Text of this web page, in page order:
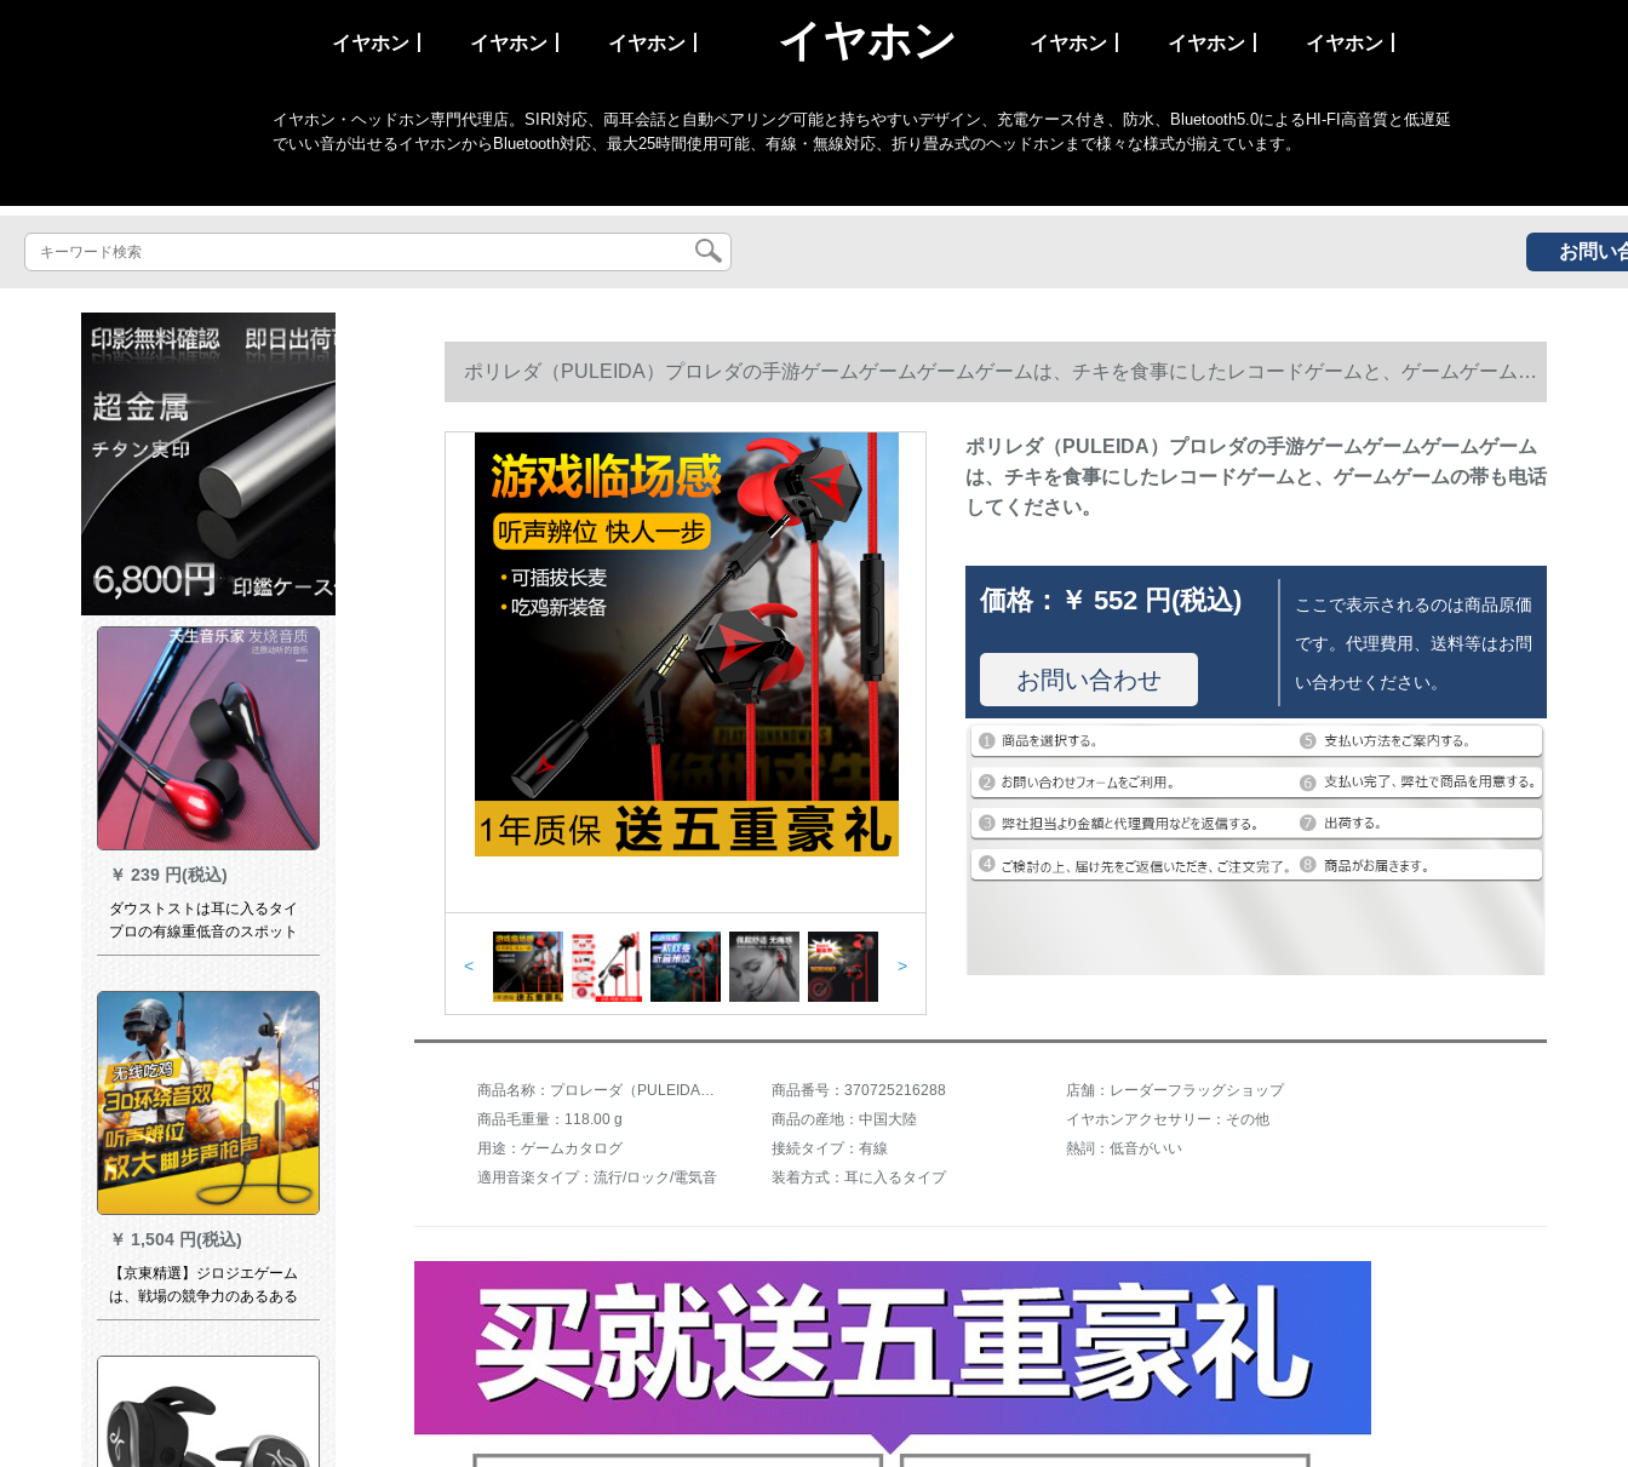
イヤホン丨 イヤホン丨 イヤホン丨 イヤホン イヤホン丨 イヤホン丨 イヤホン丨
イヤホン・ヘッドホン専門代理店。SIRI対応、両耳会話と自動ペアリング可能と持ちやすいデザイン、充電ケース付き、防水、Bluetooth5.0によるHI-FI高音質と低遅延
でいい音が出せるイヤホンからBluetooth対応、最大25時間使用可能、有線・無線対応、折り畳み式のヘッドホンまで様々な様式が揃えています。
お問い
￥ 239 円(税込)
ダウストストは耳に入るタイ
プロの有線重低音のスポット
ライクです。カラオケは鶏肉
クアセは黒赤です。
￥ 1,504 円(税込)
【京東精選】ジロジエゲーム
は、戦場の競争力のあるある
アープロ携帯帯電話通用H 32
ックブロックブロックブロッ
クブロックブロックブロック
＿Bluetooth＿Resu Resi onプ
ロモーションは、戦場の競争
ポリレダ（PULEIDA）プロレダの手游ゲームゲームゲームゲームは、チキを食事にしたレコードゲームと、ゲームゲームの
帯も电话してください。
< >
ポリレダ（PULEIDA）プロレダの手游ゲームゲームゲームゲーム
は、チキを食事にしたレコードゲームと、ゲームゲームの帯も电话
してください。
価格： ￥ 552 円(税込)
お問い合わせ
ここで表示されるのは商品原価
です。代理費用、送料等はお問
い合わせください。
商品名称：プロレーダ（PULEIDA）プロレーダの手遊電競ゲームのミングセグ入耳式チキンを食べます。携帯電話はユニバーサルで取り外し可能です。マイクはラインコントロールのヘッドホンを持っています。 商品番号：370725216288
店舗：レーダーフラッグショップ
商品毛重量：118.00 g
商品の産地：中国大陸
イヤホンアクセサリー：その他
用途：ゲームカタログ
接続タイプ：有線
熱詞：低音がいい
適用音楽タイプ：流行/ロック/電気音
装着方式：耳に入るタイプ